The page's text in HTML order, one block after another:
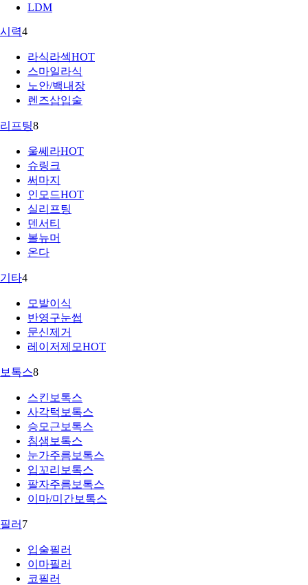
LDM
시력4
라식라섹HOT
스마일라식
노안/백내장
렌즈삽입술
리프팅8
울쎄라HOT
슈링크
써마지
인모드HOT
실리프팅
덴서티
볼뉴머
온다
기타4
모발이식
반영구눈썹
문신제거
레이저제모HOT
보톡스8
스킨보톡스
사각턱보톡스
승모근보톡스
침샘보톡스
눈가주름보톡스
입꼬리보톡스
팔자주름보톡스
이마/미간보톡스
필러 7
입술필러
이마필러
코필러